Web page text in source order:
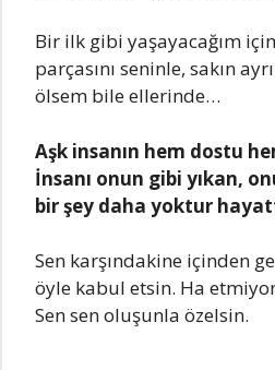
Bir ilk gibi yaşayacağım
parçasını seninle, sakın
ölsem bile ellerinde…
Aşk insanın hem dostu
İnsanı onun gibi yıkan,
bir şey daha yoktur
Sen karşındakine içinden
öyle kabul etsin. Ha
Sen sen oluşunla özelsin.